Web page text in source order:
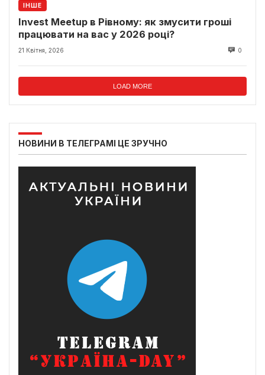
ІНШЕ
Invest Meetup в Рівному: як змусити гроші
працювати на вас у 2026 році?
21 Квітня, 2026 0
LOAD MORE
НОВИНИ В ТЕЛЕГРАМІ ЦЕ ЗРУЧНО